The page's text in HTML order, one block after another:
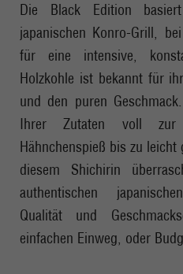
Die Black Edition
japanischen Konro-Grill,
für eine intensive,
Holzkohle ist bekannt für
und den puren
Ihrer Zutaten voll zur
Hähnchenspieß bis zu
diesem Shichirin
authentischen
Qualität und
einfachen Einweg, oder